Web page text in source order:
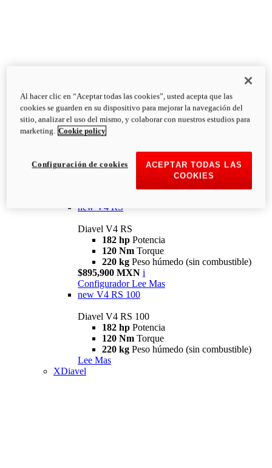
Diavel
V4
Diavel V4
126 NmTorque
223 kg
PESO HÚMEDO SIN
new V4 RS
Diavel V4 RS
182 hp Potencia
120 Nm Torque
220 kg Peso húmedo (sin combustible)
$895,900 MXN i
Configurador Lee Mas
new V4 RS 100
Diavel V4 RS 100
182 hp Potencia
120 Nm Torque
220 kg Peso húmedo (sin combustible)
Lee Mas
XDiavel
Al hacer clic en “Aceptar todas las cookies”, usted acepta que las
cookies se guarden en su dispositivo para mejorar la navegación del
sitio, analizar el uso del mismo, y colaborar con nuestros estudios para
marketing. Cookie policy
ACEPTAR TODAS LAS
COOKIES
Configuración de cookies